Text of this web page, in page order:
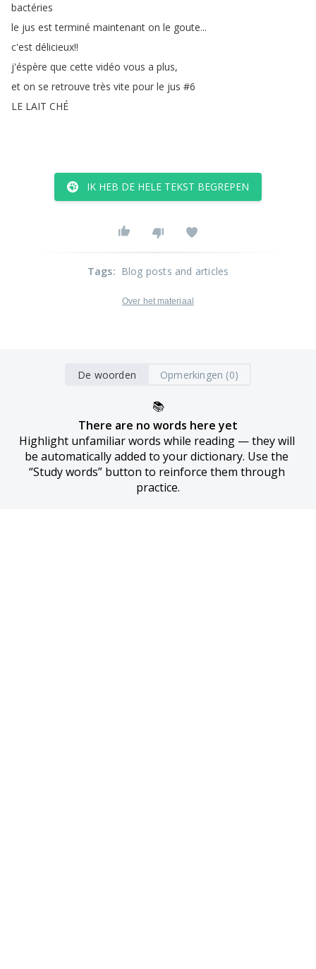
bactéries
le jus est terminé maintenant on le goute...
c'est délicieux!!
j'éspère que cette vidéo vous a plus,
et on se retrouve très vite pour le jus #6
LE LAIT CHÉ
IK HEB DE HELE TEKST BEGREPEN
Tags: Blog posts and articles
Over het materiaal
De woorden Opmerkingen (0)
📚
There are no words here yet
Highlight unfamiliar words while reading — they will
be automatically added to your dictionary. Use the
“Study words” button to reinforce them through
practice.